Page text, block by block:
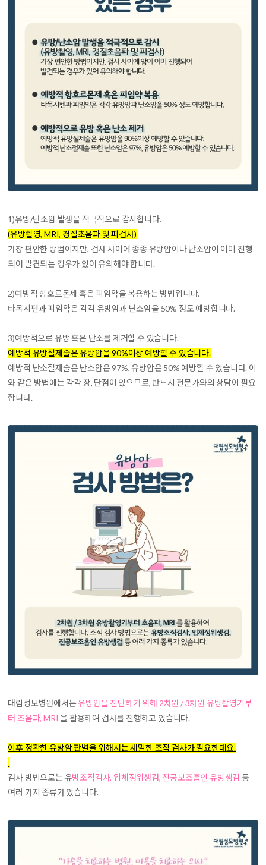
1)유방/난소암 발생을 적극적으로 감시합니다.
(유방촬영, MRI, 경질초음파 및 피검사)
가장 편안한 방법이지만, 검사 사이에 종종 유방암이나 난소암이 이미 진행
되어 발견되는 경우가 있어 유의해야 합니다.
2)예방적 항호르몬제 혹은 피임약을 복용하는 방법입니다.
타목시펜과 피임약은 각각 유방암과 난소암을 50% 정도 예방합니다.
3)예방적으로 유방 혹은 난소를 제거할 수 있습니다.
예방적 유방절제술은 유방암을 90%이상 예방할 수 있습니다.
예방적 난소절제술은 난소암은 97%, 유방암은 50% 예방할 수 있습니다. 이
와 같은 방법에는 각각 장, 단점이 있으므로, 반드시 전문가와의 상담이 필요
합니다.
대림성모병원에서는유방암을 진단하기 위해 2차원 / 3차원 유방촬영기부
터 초음파, MRI을 활용하여 검사를 진행하고 있습니다.
이후 정확한 유방암 판별을 위해서는 세밀한 조직 검사가 필요한데요.
검사 방법으로는 유방조직검사, 입체정위생검, 진공보조흡인 유방생검등
여러 가지 종류가 있습니다.